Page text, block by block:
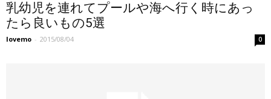
乳幼児を連れてプールや海へ行く時にあっ
たら良いもの5選
lovemo - 2015/08/04 0